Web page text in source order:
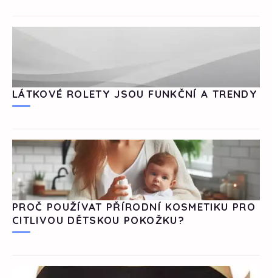
LÁTKOVÉ ROLETY JSOU FUNKČNÍ A TRENDY
PROČ POUŽÍVAT PŘÍRODNÍ KOSMETIKU PRO
CITLIVOU DĚTSKOU POKOŽKU?